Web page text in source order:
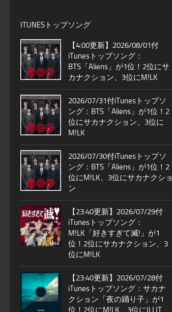
ITUNESトップソング
【4:00更新】2026/08/01付
iTunesトップソング：
BTS「Aliens」が1位！2位にサ
カナクション、3位にM!LK
2026/07/31付iTunesトップソ
ング：BTS「Aliens」が1位！2
位にサカナクション、3位に
M!LK
2026/07/30付iTunesトップソ
ング：BTS「Aliens」が1位！2
位にM!LK、3位にサカナクショ
ン
【23:40更新】2026/07/29付
iTunesトップソング：
M!LK「好きすぎて滅!」が1
位！2位にサカナクション、3
位にM!LK
【23:40更新】2026/07/28付
iTunesトップソング：サカナ
クション「夜の踊り子」が1
位！2位にM!LK、3位にILLIT